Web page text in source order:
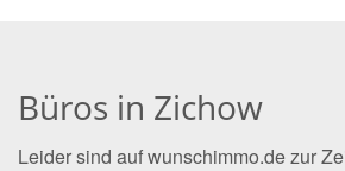
Büros in Zichow
Leider sind auf wunschimmo.de zur